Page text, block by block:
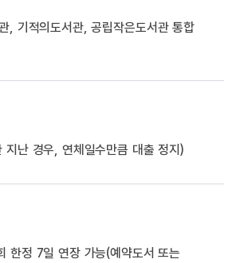
, 기적의도서관, 공립작은도서관 통합
지난 경우, 연체일수만큼 대출 정지)
한정 7일 연장 가능(예약도서 또는